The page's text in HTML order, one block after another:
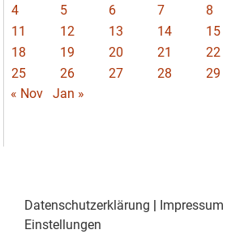
4
5 6 7 8
11
12 13 14 15
18
19 20 21 22
25
26 27 28 29
« Nov
Jan »
Datenschutzerklärung | Impressum
Einstellungen